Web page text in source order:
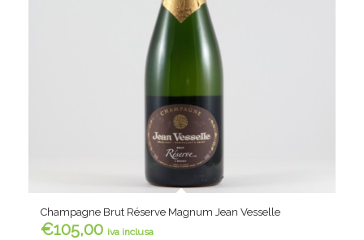
Champagne Brut Réserve Magnum Jean Vesselle
€105,00 iva inclusa